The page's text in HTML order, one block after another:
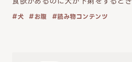
犬 お腹 読み物コンテンツ